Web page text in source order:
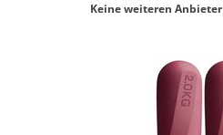
Keine weiteren Anbieter